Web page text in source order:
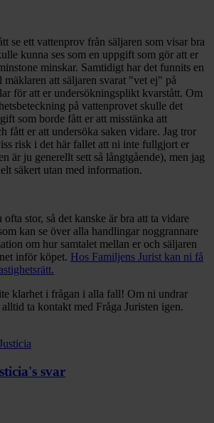
se ett vattenprov från säljaren som visar bra
kunna ses som en uppgift som gör att er
minskar. Samtidigt har det funnits en
att säljaren svarat "vet ej" på
för att er undersökningsplikt kvarstått. Om
på vattenprovet skulle det
som borde fått er att misstänka att
fått er att undersöka saken vidare. Jag tror
risk i det här fallet att ni inte fullgjort er
är ju generellt sett så långtgående), men jag
säkert utan med information.
stor, så det kanske är bra att ta vidare
kan se över alla handlingar noggrannare
om hur samtalet mellan er och säljaren
inför köpet. Hos Familjens Jurist kan ni få
klarhet i frågan i alla fall! Om ni undrar
ta kontakt med Fråga Juristen igen.
svar